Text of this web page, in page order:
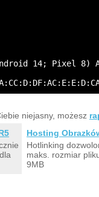
14; Pixel 8)
niejasny, możesz
Hosting
Hotlinking
maks. rozmiar
9MB